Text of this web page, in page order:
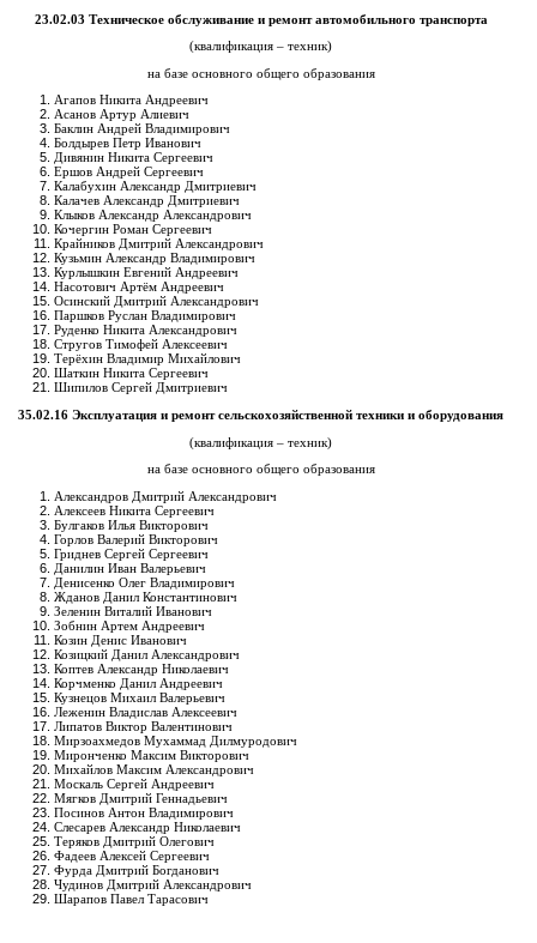
23.02.03 Техническое обслуживание и ремонт автомобильного транспорта
(квалификация – техник)
на базе основного общего образования
Агапов Никита Андреевич
Асанов Артур Алиевич
Баклин Андрей Владимирович
Болдырев Петр Иванович
Дивянин Никита Сергеевич
Ершов Андрей Сергеевич
Калабухин Александр Дмитриевич
Калачев Александр Дмитриевич
Клыков Александр Александрович
Кочергин Роман Сергеевич
Крайников Дмитрий Александрович
Кузьмин Александр Владимирович
Курлышкин Евгений Андреевич
Насотович Артём Андреевич
Осинский Дмитрий Александрович
Паршков Руслан Владимирович
Руденко Никита Александрович
Стругов Тимофей Алексеевич
Терёхин Владимир Михайлович
Шаткин Никита Сергеевич
Шипилов Сергей Дмитриевич
35.02.16 Эксплуатация и ремонт сельскохозяйственной техники и оборудования
(квалификация – техник)
на базе основного общего образования
Александров Дмитрий Александрович
Алексеев Никита Сергеевич
Булгаков Илья Викторович
Горлов Валерий Викторович
Гриднев Сергей Сергеевич
Данилин Иван Валерьевич
Денисенко Олег Владимирович
Жданов Данил Константинович
Зеленин Виталий Иванович
Зобнин Артем Андреевич
Козин Денис Иванович
Козицкий Данил Александрович
Коптев Александр Николаевич
Корчменко Данил Андреевич
Кузнецов Михаил Валерьевич
Леженин Владислав Алексеевич
Липатов Виктор Валентинович
Мирзоахмедов Мухаммад Дилмуродович
Миронченко Максим Викторович
Михайлов Максим Александрович
Москаль Сергей Андреевич
Мягков Дмитрий Геннадьевич
Посинов Антон Владимирович
Слесарев Александр Николаевич
Теряков Дмитрий Олегович
Фадеев Алексей Сергеевич
Фурда Дмитрий Богданович
Чудинов Дмитрий Александрович
Шарапов Павел Тарасович